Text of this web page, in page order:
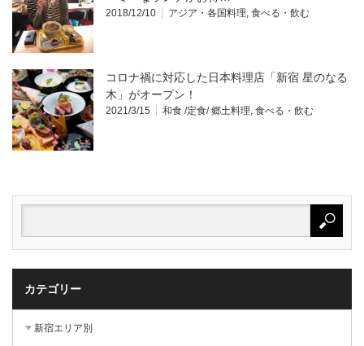
2018/12/10 アジア・各国料理, 食べる・飲む
コロナ禍に対応した日本料理店「新宿 星のなる
木」がオープン！
2021/3/15 和食 /定食/ 郷土料理, 食べる・飲む
カテゴリー
新宿エリア別